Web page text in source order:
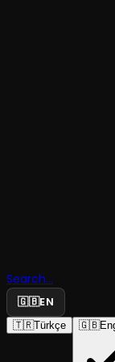
Search...
🇬🇧EN
🇹🇷Türkçe 🇬🇧